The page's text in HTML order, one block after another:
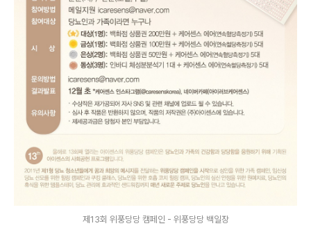
제13회 위풍당당 캠페인 - 위풍당당 백일장